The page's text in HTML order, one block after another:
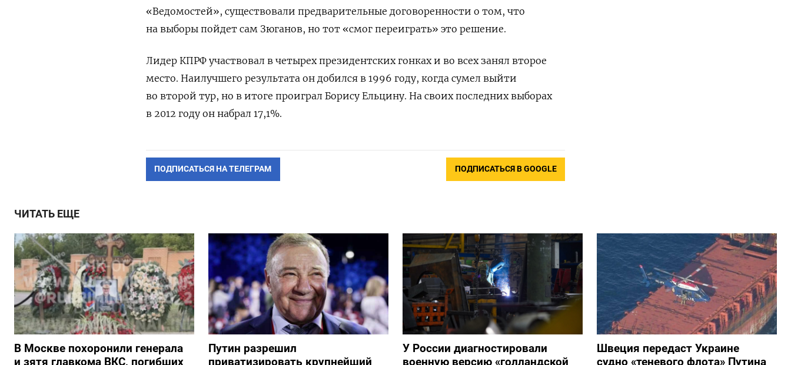
«Ведомостей», существовали предварительные договоренности о том, что
на выборы пойдет сам Зюганов, но тот «смог переиграть» это решение.
Лидер КПРФ участвовал в четырех президентских гонках и во всех занял второе
место. Наилучшего результата он добился в 1996 году, когда сумел выйти
во второй тур, но в итоге проиграл Борису Ельцину. На своих последних выборах
в 2012 году он набрал 17,1%.
ПОДПИСАТЬСЯ НА ТЕЛЕГРАМ ПОДПИСАТЬСЯ В GOOGLE
ЧИТАТЬ ЕЩЕ
В Москве похоронили генерала
и зятя главкома ВКС, погибших
Путин разрешил
приватизировать крупнейший
У России диагностировали
военную версию «голландской
Швеция передаст Украине
судно «теневого флота» Путина